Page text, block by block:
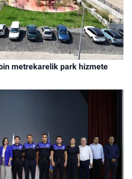
metrekarelik park hizmete